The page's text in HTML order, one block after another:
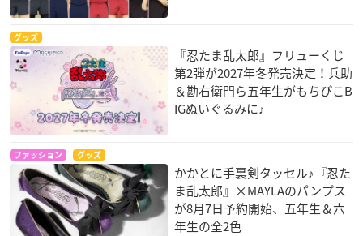
グッズ
『忍たま乱太郎』フリューくじ
第2弾が2027年冬発売決定！兵助
＆勘右衛門ら五年生がもちぴこB
IGぬいぐるみに♪
ファッション グッズ
かかとに手裏剣タッセル♪『忍た
ま乱太郎』×MAYLAのパンプス
が8月7日予約開始、五年生＆六
年生の全2色